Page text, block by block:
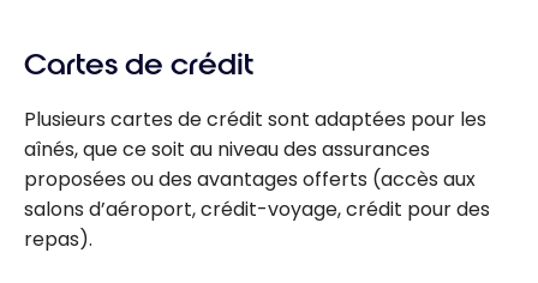
comptes
à intérêt
élevé au
Canada
Cartes de crédit
Plusieurs cartes de crédit sont adaptées pour les
aînés, que ce soit au niveau des assurances
proposées ou des avantages offerts (accès aux
salons d’aéroport, crédit-voyage, crédit pour des
repas).